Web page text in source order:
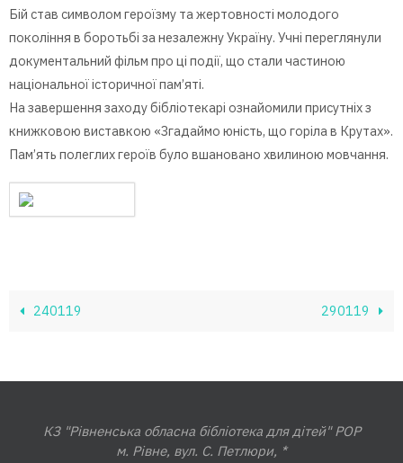
Бій став символом героїзму та жертовності молодого
покоління в боротьбі за незалежну Україну. Учні переглянули
документальний фільм про ці події, що стали частиною
національної історичної пам’яті.
На завершення заходу бібліотекарі ознайомили присутніх з
книжковою виставкою «Згадаймо юність, що горіла в Крутах».
Пам’ять полеглих героїв було вшановано хвилиною мовчання.
240119 290119
КЗ "Рівненська обласна бібліотека для дітей" РОР
м. Рівне, вул. С. Петлюри, *